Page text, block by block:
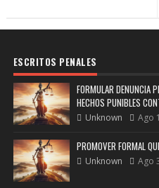
ESCRITOS PENALES
FORMULAR DENUNCIA
HECHOS PUNIBLES
Unknown Ago
PROMOVER FORMAL
Unknown Ago